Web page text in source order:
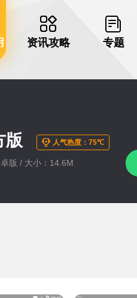
资讯攻略 专题
版 人气热度：75℃
版 / 大小：14.6M